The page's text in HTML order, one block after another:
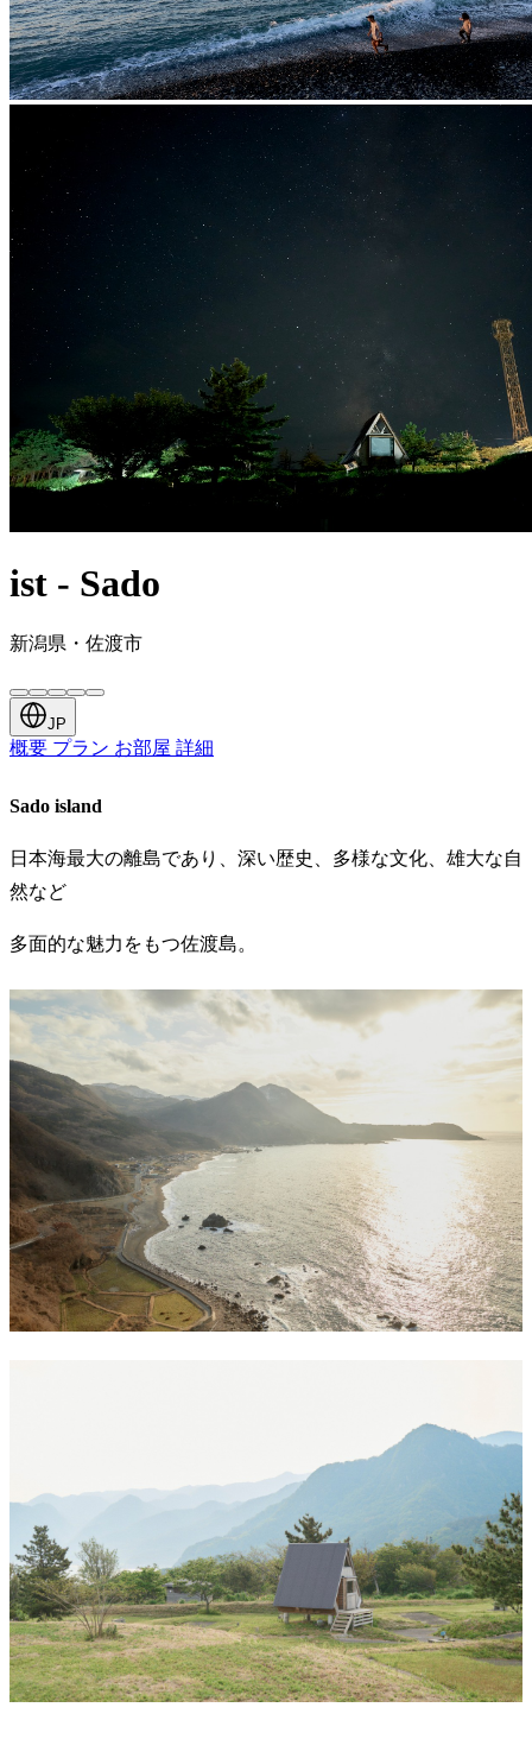
ist - Sado
新潟県・佐渡市
JP
概要 プラン お部屋 詳細
Sado island
日本海最大の離島であり、深い歴史、多様な文化、雄大な自
然など
多面的な魅力をもつ佐渡島。